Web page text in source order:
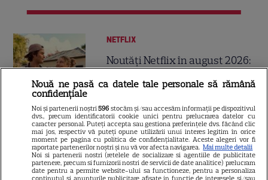
16
NETFLIX
Noutăți Netflix în august 2026:
noile sezoane din „Outer
singurătate”
VEDETE STRĂINE
Sean Astin din „Stăpânul
Nouă ne pasă ca datele tale personale să rămână
confidențiale
Noi și partenerii noștri596 stocăm și/sau accesăm informații pe dispozitivul
dvs., precum identificatorii cookie unici pentru prelucrarea datelor cu
caracter personal. Puteți accepta sau gestiona preferințele dvs. făcând clic
mai jos, respectiv vă puteți opune utilizării unui interes legitim în orice
moment pe pagina cu politica de confidențialitate. Aceste alegeri vor fi
raportate partenerilor noștri și nu vă vor afecta navigarea. Mai multe detalii
Noi si partenerii nostri (retelele de socializare si agentiile de publicitate
partenere, precum si furnizorii nostri de servicii de date analitice) prelucram
date pentru a permite website-ului sa functioneze, pentru a personaliza
continutul si anunturile publicitare afisate in functie de interesele si/sau